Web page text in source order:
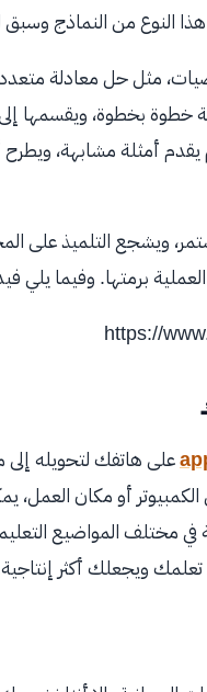
النوع من النماذج وسبق
مثل حل معادلة
خطوة بخطوة، ويقسمها
أمثلة مشابهة، ويطرح
ويشجع التلميذ على
برمتها. وفيما يلي
https://
على هاتفك لتحويله
أو مكان العمل،
مختلف المواضيع
تعلمك ويجعلك أكثر